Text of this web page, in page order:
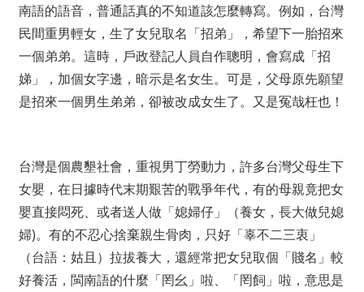
南語的語音，普通話真的不知道該怎麼轉寫。例如，台灣
民間重男輕女，生了女兒取名「招弟」，希望下一胎招來
一個弟弟。這時，戶政登記人員自作聰明，會寫成「招
娣」，加個女字邊，暗示是名女生。可是，父母原先願望
是招來一個男生弟弟，卻被改成女生了。又是冤哉枉也！
台灣是個農墾社會，重視男丁勞動力，許多台灣父母生下
女嬰，在日據時代末期艱苦的戰爭年代，有的母親竟把女
嬰直接悶死、或者送人做「媳婦仔」（養女，長大做兒媳
婦)。有的不忍心捨棄親生骨肉，只好「辜不二三衷」
（台語：姑且）拉拔養大，還經常把女兒取個「賤名」較
好養活，閩南語的什麼「罔幺」啦、「罔飼」啦，意思是